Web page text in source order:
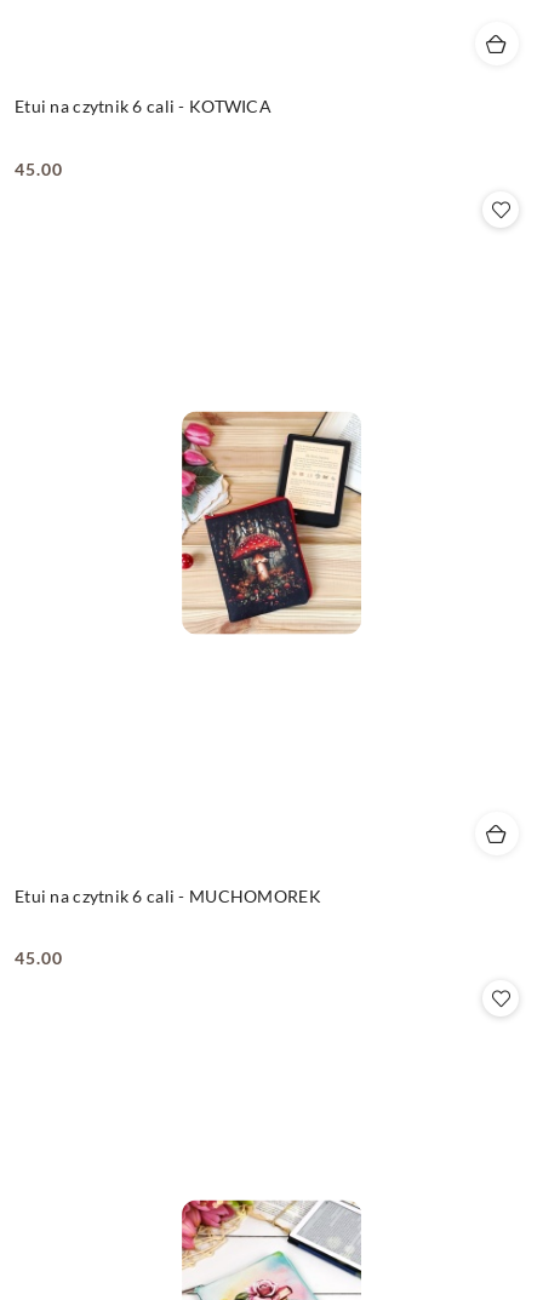
Etui na czytnik 6 cali - KOTWICA
Cena:
45.00
Etui na czytnik 6 cali - MUCHOMOREK
Cena:
45.00